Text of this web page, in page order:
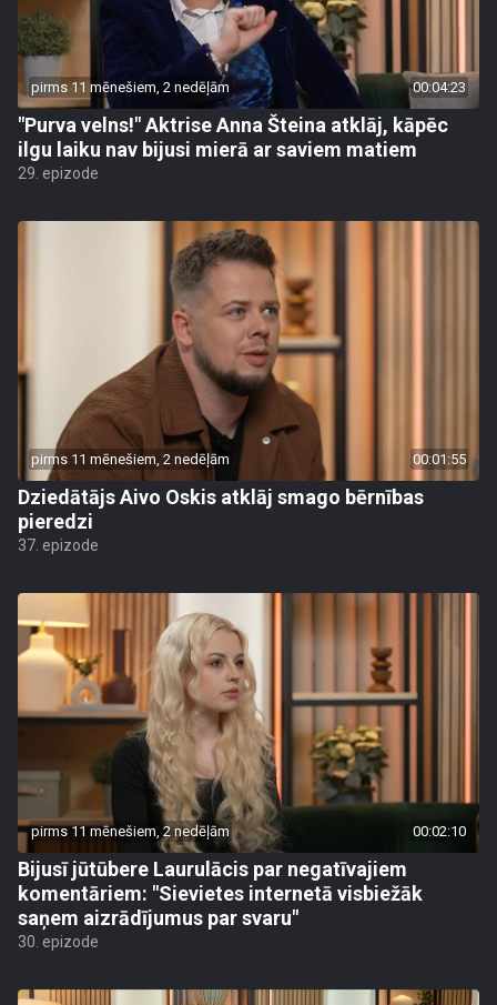
pirms 11 mēnešiem, 2 nedēļām 00:04:23
"Purva velns!" Aktrise Anna Šteina atklāj, kāpēc
ilgu laiku nav bijusi mierā ar saviem matiem
29. epizode
pirms 11 mēnešiem, 2 nedēļām 00:01:55
Dziedātājs Aivo Oskis atklāj smago bērnības
pieredzi
37. epizode
pirms 11 mēnešiem, 2 nedēļām 00:02:10
Bijusī jūtūbere Laurulācis par negatīvajiem
komentāriem: "Sievietes internetā visbiežāk
saņem aizrādījumus par svaru"
30. epizode